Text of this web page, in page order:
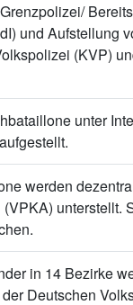
und Aufstellung
(KVP)
unter
werden
unterstellt.
in 14 Bezirke
Deutschen